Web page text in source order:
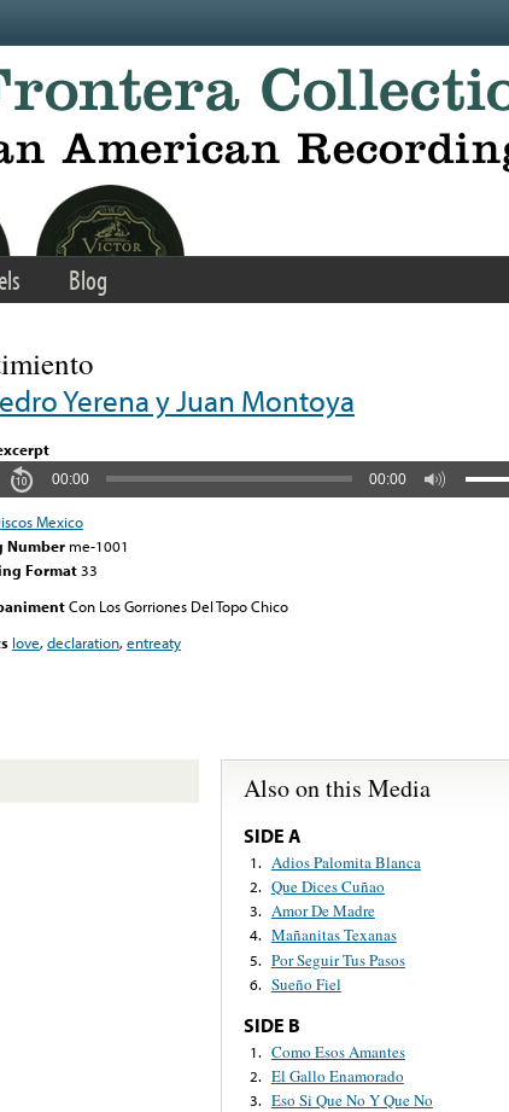
Blog
Yerena y Juan Montoya
00:00 00:00
Mexico
Number me-1001
Format33
Con Los Gorriones Del Topo Chico
love,declaration,entreaty
Also on this Media
SIDE A
1. Adios Palomita Blanca
2. Que Dices Cuñao
3. Amor De Madre
4. Mañanitas Texanas
5. Por Seguir Tus Pasos
6. Sueño Fiel
SIDE B
1. Como Esos Amantes
2. El Gallo Enamorado
3. Eso Si Que No Y Que No